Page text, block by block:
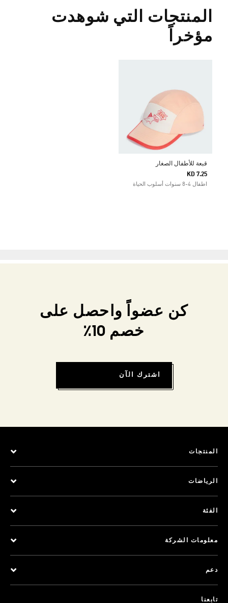
المنتجات التي شوهدت
مؤخراً
قبعة للأطفال الصغار
KD 7.25
اطفال 4-8 سنوات أسلوب الحياة
كن عضواً واحصل على
خصم 10٪
اشترك الآن
المنتجات
الرياضات
الفئة
معلومات الشركة
دعم
تابعنا